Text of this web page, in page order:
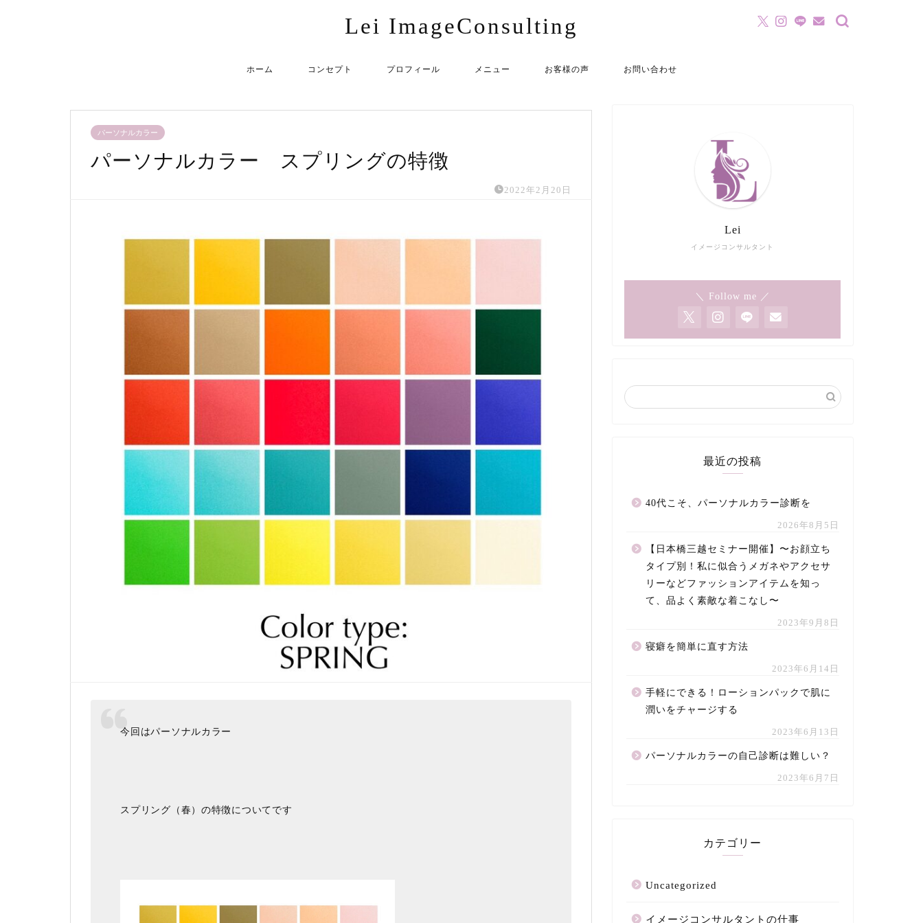
Lei ImageConsulting
ホーム コンセプト プロフィール メニュー お客様の声 お問い合わせ
パーソナルカラー
パーソナルカラー スプリングの特徴
2022年2月20日
今回はパーソナルカラー
スプリング（春）の特徴についてです
イメージコンサルタント
Lei
＼ Follow me ／
最近の投稿
40代こそ、パーソナルカラー診断を
2026年8月5日
【日本橋三越セミナー開催】〜お顔立ち
タイプ別！私に似合うメガネやアクセサ
リーなどファッションアイテムを知っ
て、品よく素敵な着こなし〜
2023年9月8日
寝癖を簡単に直す方法
2023年6月14日
手軽にできる！ローションパックで肌に
潤いをチャージする
2023年6月13日
パーソナルカラーの自己診断は難しい？
2023年6月7日
カテゴリー
Uncategorized
イメージコンサルタントの仕事